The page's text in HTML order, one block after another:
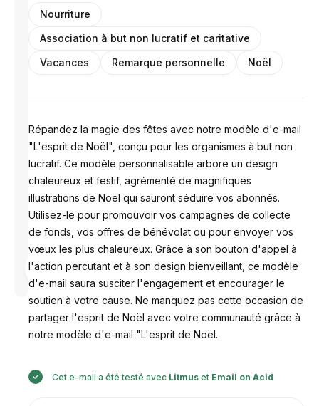
Conçu par
Anastasiia
Nourriture
Association à but non lucratif et caritative
Vacances
Remarque personnelle Noël
Répandez la magie des fêtes avec notre modèle d'e-mail
"L'esprit de Noël", conçu pour les organismes à but non
lucratif. Ce modèle personnalisable arbore un design
chaleureux et festif, agrémenté de magnifiques
illustrations de Noël qui sauront séduire vos abonnés.
Utilisez-le pour promouvoir vos campagnes de collecte
de fonds, vos offres de bénévolat ou pour envoyer vos
vœux les plus chaleureux. Grâce à son bouton d'appel à
l'action percutant et à son design bienveillant, ce modèle
d'e-mail saura susciter l'engagement et encourager le
soutien à votre cause. Ne manquez pas cette occasion de
partager l'esprit de Noël avec votre communauté grâce à
notre modèle d'e-mail "L'esprit de Noël.
Cet e-mail a été testé avec Litmuset Email on Acid